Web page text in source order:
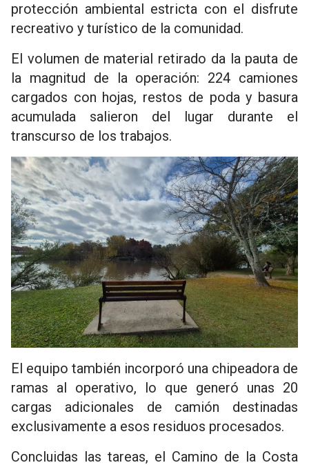
protección ambiental estricta con el disfrute
recreativo y turístico de la comunidad.
El volumen de material retirado da la pauta de
la magnitud de la operación: 224 camiones
cargados con hojas, restos de poda y basura
acumulada salieron del lugar durante el
transcurso de los trabajos.
El equipo también incorporó una chipeadora de
ramas al operativo, lo que generó unas 20
cargas adicionales de camión destinadas
exclusivamente a esos residuos procesados.
Concluidas las tareas, el Camino de la Costa